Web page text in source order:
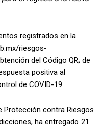
registrados en la
riesgos-
del Código QR; de
positiva al
de COVID-19.
Protección contra Riesgos
ha entregado 21